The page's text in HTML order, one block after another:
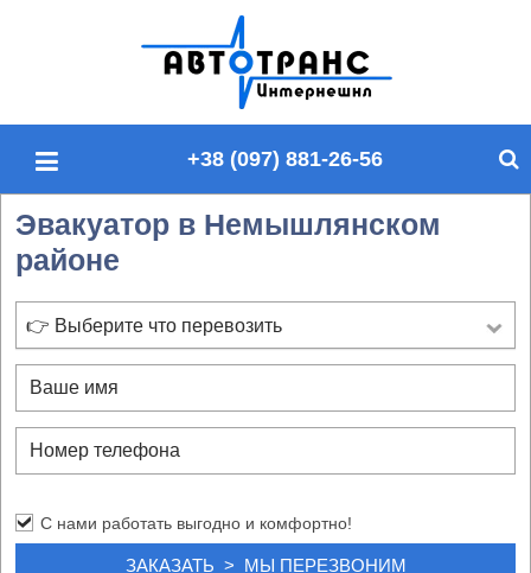
п
т
+38 (097) 881-26-56
Эвакуатор в Немышлянском
районе
👉 Выберите что перевозить
С нами работать выгодно и комфортно!